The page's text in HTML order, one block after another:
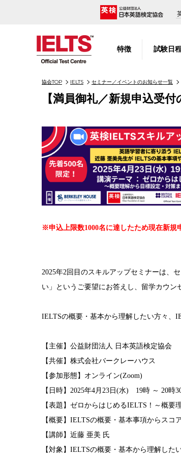
特徴 試験日
協会TOP IELTS セミナー／イベントのお知らせ一覧
【満員御礼／新規申込受
※申込上限数1000名に達したため現在新規
2025年2回目のスキルアップセミナーは、
い」というご要望にお答えし、留学カウン
IELTSの概要・基本から理解したい方々、
【主催】公益財団法人 日本英語検定協会
【共催】株式会社バークレーハウス
【参加形態】オンライン(Zoom)
【日時】2025年4月23日(水) 19時 ～ 20時
【表題】ゼロからはじめるIELTS！～概要
【概要】IELTSの概要・基本事項からス
【講師】近藤 亜美 氏
【対象】IELTSの概要・基本から理解し